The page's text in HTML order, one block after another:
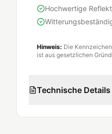
Hochwertige
Hinweis: Die
ist aus gesetzlichen
Technische Details